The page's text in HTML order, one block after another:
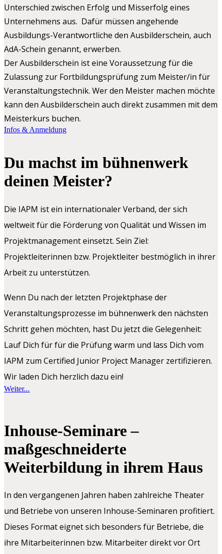
Unterschied zwischen Erfolg und Misserfolg eines
Unternehmens aus. Dafür müssen angehende
Ausbildungs-Verantwortliche den Ausbilderschein, auch
AdA-Schein genannt, erwerben.
Der Ausbilderschein ist eine Voraussetzung für die
Zulassung zur Fortbildungsprüfung zum Meister/in für
Veranstaltungstechnik. Wer den Meister machen möchte
kann den Ausbilderschein auch direkt zusammen mit dem
Meisterkurs buchen.
Infos & Anmeldung
Du machst im bühnenwerk
deinen Meister?
Die IAPM ist ein internationaler Verband, der sich
weltweit für die Förderung von Qualität und Wissen im
Projektmanagement einsetzt. Sein Ziel:
Projektleiterinnen bzw. Projektleiter bestmöglich in ihrer
Arbeit zu unterstützen.
Wenn Du nach der letzten Projektphase der
Veranstaltungsprozesse im bühnenwerk den nächsten
Schritt gehen möchten, hast Du jetzt die Gelegenheit:
Lauf Dich für für die Prüfung warm und lass Dich vom
IAPM zum Certified Junior Project Manager zertifizieren.
Wir laden Dich herzlich dazu ein!
Weiter...
Inhouse-Seminare –
maßgeschneiderte
Weiterbildung in ihrem Haus
In den vergangenen Jahren haben zahlreiche Theater
und Betriebe von unseren Inhouse-Seminaren profitiert.
Dieses Format eignet sich besonders für Betriebe, die
ihre Mitarbeiterinnen bzw. Mitarbeiter direkt vor Ort